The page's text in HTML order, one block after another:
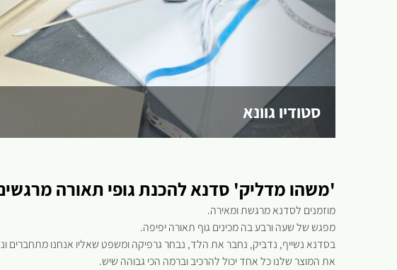
סטודיו גוונא
'משהו מדליק' סדנא להכנת גופי תאורה
מוזמנים לסדנא מרגשת ומאירה.
מפגש של שעה ורבע בה מכינים גוף תאורה יפיפה.
בסדנא נשייף, נדביק, נחבר את הלד, נבחר גרפיקה ומשפט שאליו אנחנו מתחברים
את המוצר שלנו כל אחד יכול להרכיב וברמה הכי גבוהה שיש.